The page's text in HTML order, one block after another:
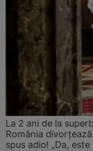
La 2 ani de la
România
spus adio! „Da,